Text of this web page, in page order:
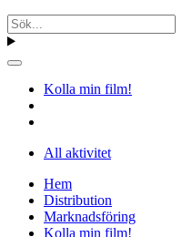
Kolla min film!
All aktivitet
Hem
Distribution
Marknadsföring
Kolla min film!